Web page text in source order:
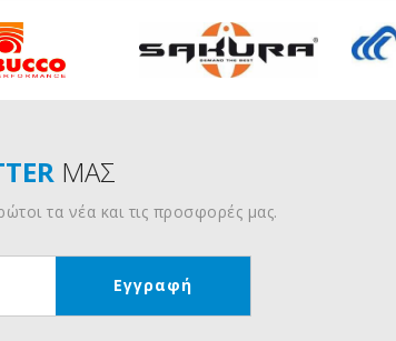
ΜΑΣ
τα νέα και τις προσφορές μας.